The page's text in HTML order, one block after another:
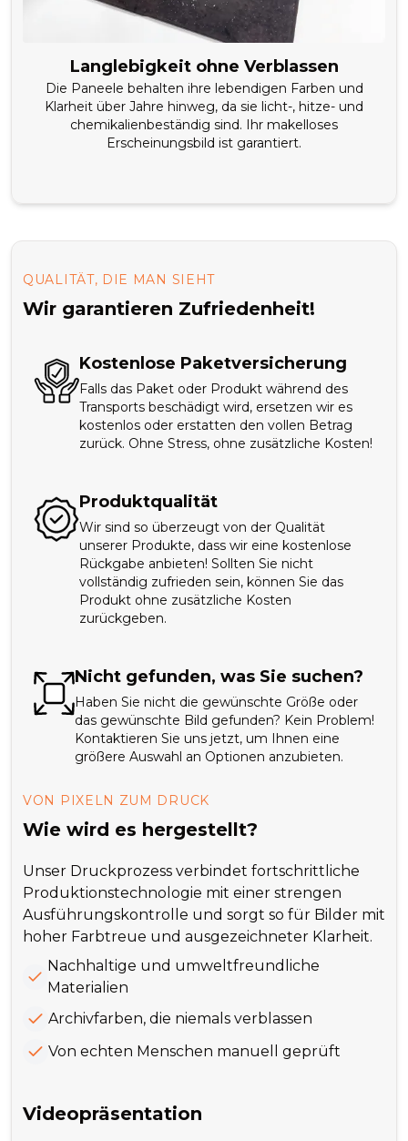
Langlebigkeit ohne Verblassen
Die Paneele behalten ihre lebendigen Farben und
Klarheit über Jahre hinweg, da sie licht-, hitze- und
chemikalienbeständig sind. Ihr makelloses
Erscheinungsbild ist garantiert.
QUALITÄT, DIE MAN SIEHT
Wir garantieren Zufriedenheit!
Kostenlose Paketversicherung
Falls das Paket oder Produkt während des
Transports beschädigt wird, ersetzen wir es
kostenlos oder erstatten den vollen Betrag
zurück. Ohne Stress, ohne zusätzliche Kosten!
Produktqualität
Wir sind so überzeugt von der Qualität
unserer Produkte, dass wir eine kostenlose
Rückgabe anbieten! Sollten Sie nicht
vollständig zufrieden sein, können Sie das
Produkt ohne zusätzliche Kosten
zurückgeben.
Nicht gefunden, was Sie suchen?
Haben Sie nicht die gewünschte Größe oder
das gewünschte Bild gefunden? Kein Problem!
Kontaktieren Sie uns jetzt, um Ihnen eine
größere Auswahl an Optionen anzubieten.
VON PIXELN ZUM DRUCK
Wie wird es hergestellt?
Unser Druckprozess verbindet fortschrittliche
Produktionstechnologie mit einer strengen
Ausführungskontrolle und sorgt so für Bilder mit
hoher Farbtreue und ausgezeichneter Klarheit.
Nachhaltige und umweltfreundliche
Materialien
Archivfarben, die niemals verblassen
Von echten Menschen manuell geprüft
Videopräsentation